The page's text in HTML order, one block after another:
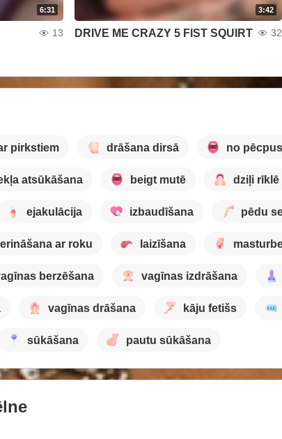
6:31
13
3:42
DRIVE ME CRAZY 5 FIST SQUIRT 32
pirkstiem drāšana dirsā no
atsūkāšana beigt mutē dziļi rīklē
ejakulācija izbaudīšana pēdu
ar roku laizīšana
berzēšana vagīnas izdrāšana
vagīnas drāšana kāju fetišs
sūkāšana pautu sūkāšana